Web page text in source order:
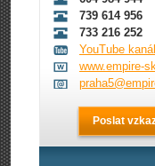
739 614 956
733 216 252
YouTube kanál
www.empire-
Poslat